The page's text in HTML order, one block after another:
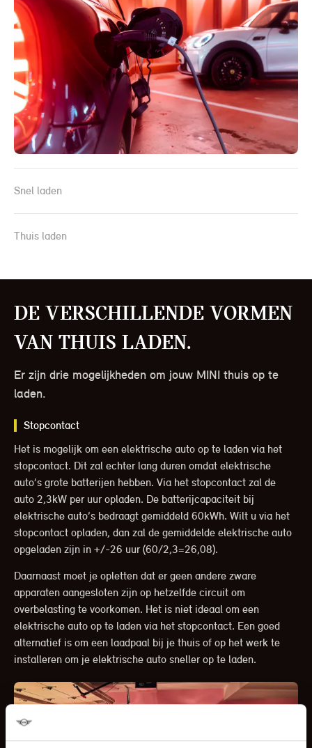
Snel laden
Thuis laden
De verschillende vormen
van thuis laden.
Er zijn drie mogelijkheden om jouw MINI thuis op te
laden.
Stopcontact
Het is mogelijk om een elektrische auto op te laden via het
stopcontact. Dit zal echter lang duren omdat elektrische
auto’s grote batterijen hebben. Via het stopcontact zal de
auto 2,3kW per uur opladen. De batterijcapaciteit bij
elektrische auto’s bedraagt gemiddeld 60kWh. Wilt u via het
stopcontact opladen, dan zal de gemiddelde elektrische auto
opgeladen zijn in +/-26 uur (60/2,3=26,08).
Daarnaast moet je opletten dat er geen andere zware
apparaten aangesloten zijn op hetzelfde circuit om
overbelasting te voorkomen. Het is niet ideaal om een
elektrische auto op te laden via het stopcontact. Een goed
alternatief is om een laadpaal bij je thuis of op het werk te
installeren om je elektrische auto sneller op te laden.